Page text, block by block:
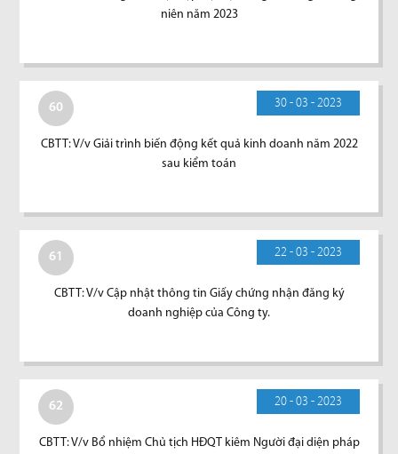
niên năm 2023
60 30 - 03 - 2023
CBTT: V/v Giải trình biến động kết quả kinh doanh năm 2022
sau kiểm toán
61 22 - 03 - 2023
CBTT: V/v Cập nhật thông tin Giấy chứng nhận đăng ký
doanh nghiệp của Công ty.
62 20 - 03 - 2023
CBTT: V/v Bổ nhiệm Chủ tịch HĐQT kiêm Người đại diện pháp